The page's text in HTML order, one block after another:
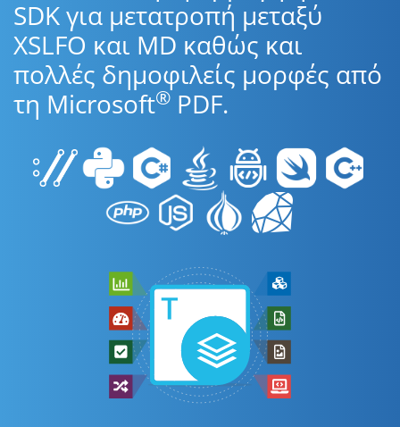
SDK για μετατροπή μεταξύ
XSLFO και MD καθώς και
πολλές δημοφιλείς μορφές από
τη Microsoft® PDF.